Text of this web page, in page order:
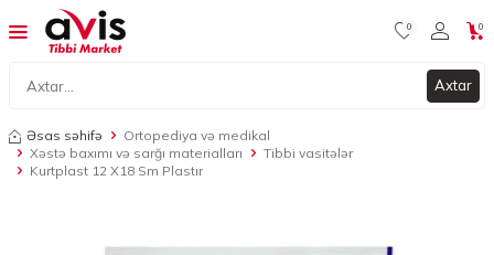
Axtar
0 0
Əsas səhifə
Ortopediya və medikal
Xəstə baxımı və sarğı materialları
Tibbi vasitələr
Kurtplast 12 X18 Sm Plastır